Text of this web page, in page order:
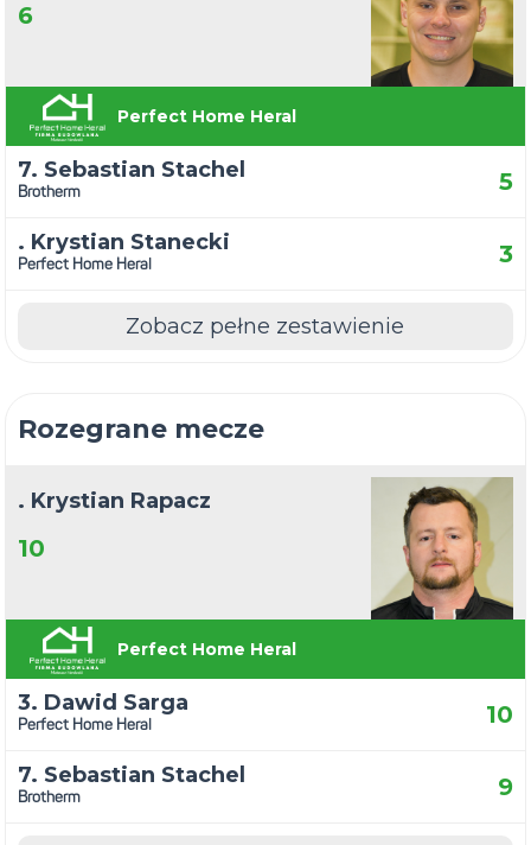
6
Perfect Home Heral
7. Sebastian Stachel
Brotherm 5
. Krystian Stanecki
Perfect Home Heral 3
Zobacz pełne zestawienie
Rozegrane mecze
. Krystian Rapacz
10
Perfect Home Heral
3. Dawid Sarga
Perfect Home Heral 10
7. Sebastian Stachel
Brotherm 9